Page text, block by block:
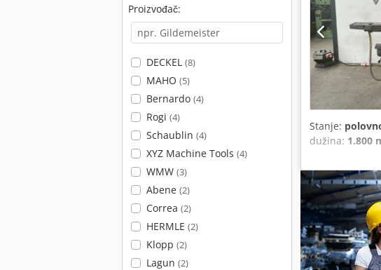
Proizvođač:
DECKEL (8)
MAHO (5)
Bernardo (4)
Rogi (4)
Schaublin (4)
XYZ Machine Tools (4)
WMW (3)
Abene (2)
Correa (2)
HERMLE (2)
Klopp (2)
Lagun (2)
Stanje:
dužina: 1.800